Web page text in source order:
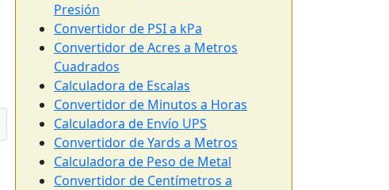
Presión
Convertidor de PSI a kPa
Convertidor de Acres a Metros
Cuadrados
Calculadora de Escalas
Convertidor de Minutos a Horas
Calculadora de Envío UPS
Convertidor de Yards a Metros
Calculadora de Peso de Metal
Convertidor de Centímetros a